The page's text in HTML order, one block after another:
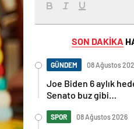
SON DAKİKA
GÜNDEM 08 Ağustos
Joe Biden 6 aylık
Senato buz gibi…
SPOR 08 Ağustos 2026